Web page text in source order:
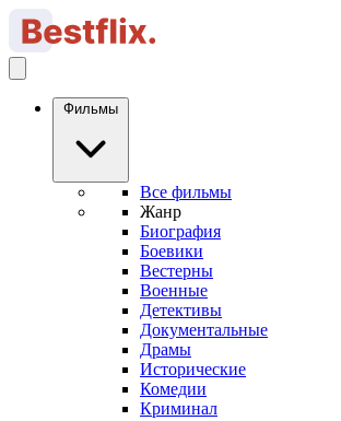
Фильмы
Все фильмы
Жанр
Биография
Боевики
Вестерны
Военные
Детективы
Документальные
Драмы
Исторические
Комедии
Криминал